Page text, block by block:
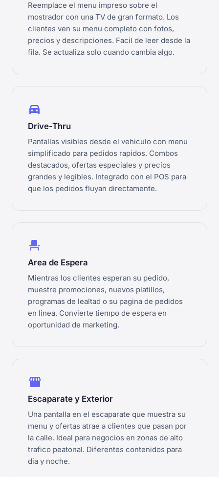
Reemplace el menu impreso sobre el
mostrador con una TV de gran formato. Los
clientes ven su menu completo con fotos,
precios y descripciones. Facil de leer desde la
fila. Se actualiza solo cuando cambia algo.
directions_car
Drive-Thru
Pantallas visibles desde el vehiculo con menu
simplificado para pedidos rapidos. Combos
destacados, ofertas especiales y precios
grandes y legibles. Integrado con el POS para
que los pedidos fluyan directamente.
event_seat
Area de Espera
Mientras los clientes esperan su pedido,
muestre promociones, nuevos platillos,
programas de lealtad o su pagina de pedidos
en linea. Convierte tiempo de espera en
oportunidad de marketing.
storefront
Escaparate y Exterior
Una pantalla en el escaparate que muestra su
menu y ofertas atrae a clientes que pasan por
la calle. Ideal para negocios en zonas de alto
trafico peatonal. Diferentes contenidos para
dia y noche.